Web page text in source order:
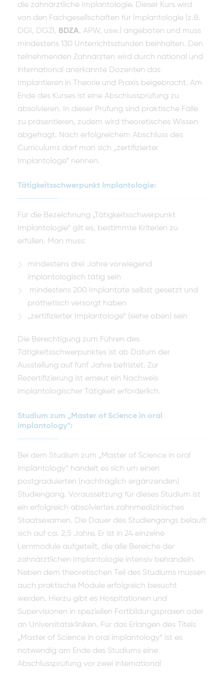
die zahnärztliche Im­plantologie. Dieser Kurs wird
von den Fachgesellschaften für Implantologie (z.B.
DGI, DGZI, BDZA, APW, usw.) angeboten und muss
mindestens 130 Unterrichtsstunden beinhalten. Den
teilnehmenden Zahnärzten wird durch national und
international anerkannte Dozenten das
Implantieren in The­orie und Praxis beigebracht. Am
Ende des Kurses ist eine Abschlussprüfung zu
absolvieren. In dieser Prüfung sind praktische Fälle
zu präsentieren, zu­dem wird theoretisches Wissen
abgefragt. Nach erfolgreichem Abschluss des
Curriculums darf man sich „zertifizierter
Implantologe“ nennen.
Tätigkeitsschwerpunkt Implantologie:
Für die Bezeichnung „Tätigkeitsschwerpunkt
Implantologie“ gilt es, bestimm­te Kriterien zu
erfüllen. Man muss:
mindestens drei Jahre vorwiegend
implantologisch tätig sein
mindestens 200 Implantate selbst gesetzt und
prothetisch versorgt haben
„zertifizierter Implantologe“ (siehe oben) sein
Die Berechtigung zum Führen des
Tätigkeitsschwerpunktes ist ab Datum der
Ausstellung auf fünf Jahre befristet. Zur
Rezertifizierung ist erneut ein Nach­weis
implantologischer Tätigkeit erforderlich.
Studium zum „Master of Science in oral
implantology“:
Bei dem Studium zum „Master of Science in oral
implantology“ handelt es sich um einen
postgraduierten (nachträglich ergänzenden)
Studiengang. Voraussetzung für dieses Studium ist
ein erfolgreich absolviertes zahnmedizinisches
Staatsexamen. Die Dauer des Studiengangs beläuft
sich auf ca. 2,5 Jahre. Er ist in 24 einzelne
Lernmodule aufgeteilt, die alle Bereiche der
zahnärztlichen Implantologie intensiv behandeln.
Neben dem theoretischen Teil des Studiums müssen
auch praktische Module erfolgreich besucht
werden. Hierzu gibt es Hospitationen und
Supervisionen in speziellen Fortbildungspraxen oder
an Universitätskliniken. Für das Erlangen des Titels
„Master of Science in oral implantology“ ist es
notwendig am Ende des Studiums eine
Abschlussprüfung vor zwei international